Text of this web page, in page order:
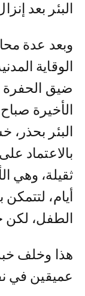
البئر بعد
وبعد عدة
الوقاية
ضيق الحفرة
البئر بحذر،
أيام،
الطفل، لكن
هذا وخلف
عميقين في